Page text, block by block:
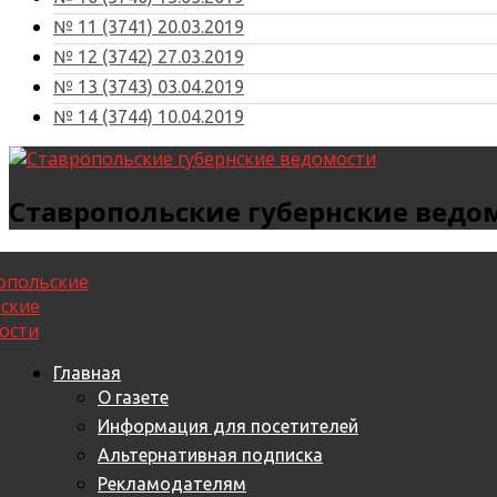
№ 11 (3741) 20.03.2019
№ 12 (3742) 27.03.2019
№ 13 (3743) 03.04.2019
№ 14 (3744) 10.04.2019
Ставропольские губернские
Главная
О газете
Информация для посетителей
Альтернативная подписка
Рекламодателям